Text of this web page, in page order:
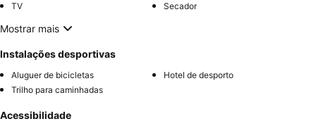
TV Secador
Mostrar mais
Instalações desportivas
Aluguer de bicicletas
Hotel de desporto
Trilho para caminhadas
Acessibilidade